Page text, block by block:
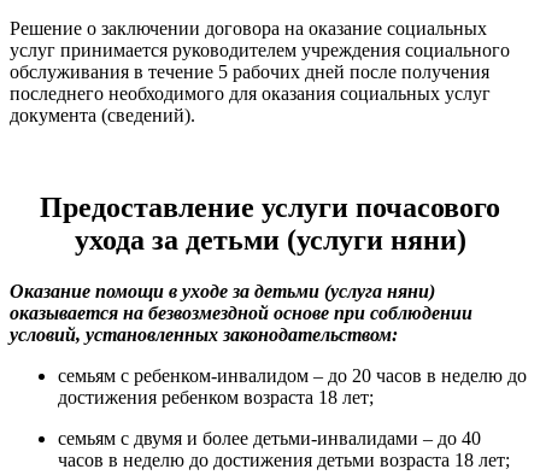
Решение о заключении договора на оказание социальных
услуг принимается руководителем учреждения социального
обслуживания в течение 5 рабочих дней после получения
последнего необходимого для оказания социальных услуг
документа (сведений).
Предоставление услуги почасового
ухода за детьми (услуги няни)
Оказание помощи в уходе за детьми (услуга няни)
оказывается на безвозмездной основе при соблюдении
условий, установленных законодательством:
семьям с ребенком-инвалидом – до 20 часов в неделю до
достижения ребенком возраста 18 лет;
семьям с двумя и более детьми-инвалидами – до 40
часов в неделю до достижения детьми возраста 18 лет;